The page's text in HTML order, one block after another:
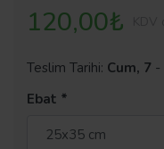
120,00₺
Teslim Tarihi: Cum, 7 -
Ebat